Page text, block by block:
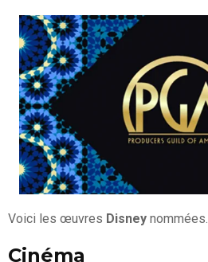
Voici les œuvres Disney nommées.
Cinéma